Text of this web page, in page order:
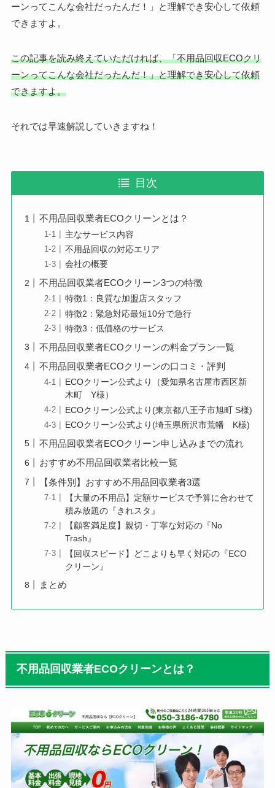
ーンってこんな会社だったんだ！」と理解でき安心して依頼
できますよ。
この記事を読み終えていただければ、「不用品回収ECOクリ
ーンってこんな会社だったんだ！」と理解でき安心して依頼
できますよ。
それでは早速解説していきますね！
目次
不用品回収業者ECOクリーンとは？
主なサービス内容
不用品回収の対応エリア
会社の概要
不用品回収業者ECOクリーン3つの特徴
特徴1：良質な加盟店スタッフ
特徴2：緊急対応最短10分で急行
特徴3：低価格のサービス
不用品回収業者ECOクリーンの料金プラン一覧
不用品回収業者ECOクリーンの口コミ・評判
ECOクリーン公式より（愛知県名古屋市西区新
木町 Y様）
ECOクリーン公式より(東京都八王子市旭町 S様)
ECOクリーン公式より(埼玉県所沢市荒幡 K様)
不用品回収業者ECOクリーン申し込みまでの流れ
おすすめ不用品回収業者比較一覧
【条件別】おすすめ不用品回収業者3選
【大量の不用品】定額サービスで予算に合わせて
積み放題の『きれスタ』
【顧客満足度】親切・丁寧な対応の『No
Trash』
【回収スピード】どこよりも早く対応の『ECO
クリーン』
まとめ
不用品回収業者ECOクリーンとは？